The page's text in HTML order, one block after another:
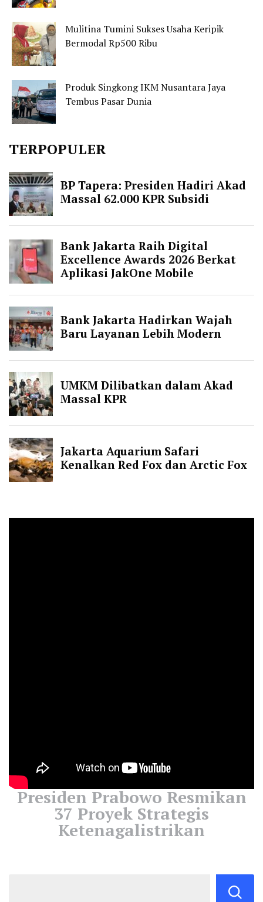
Mulitina Tumini Sukses Usaha Keripik
Bermodal Rp500 Ribu
Produk Singkong IKM Nusantara Jaya
Tembus Pasar Dunia
TERPOPULER
Presiden Prabowo Resmikan
37 Proyek Strategis
Ketenagalistrikan